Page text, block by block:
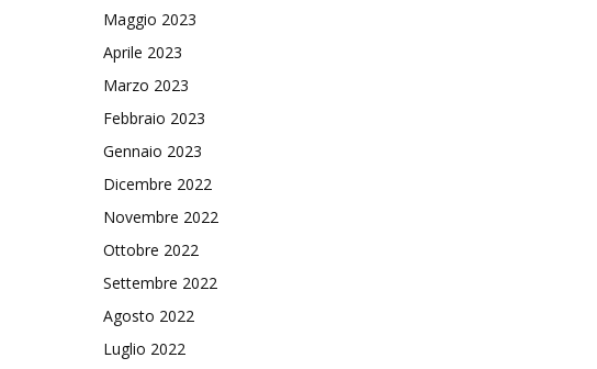
Maggio 2023
Aprile 2023
Marzo 2023
Febbraio 2023
Gennaio 2023
Dicembre 2022
Novembre 2022
Ottobre 2022
Settembre 2022
Agosto 2022
Luglio 2022